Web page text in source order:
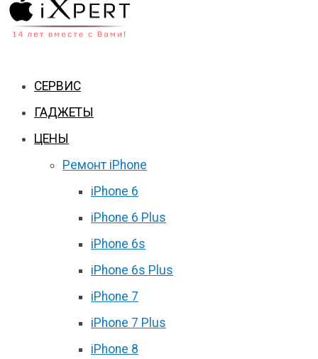
СЕРВИС
ГАДЖЕТЫ
ЦЕНЫ
Ремонт iPhone
iPhone 6
iPhone 6 Plus
iPhone 6s
iPhone 6s Plus
iPhone 7
iPhone 7 Plus
iPhone 8